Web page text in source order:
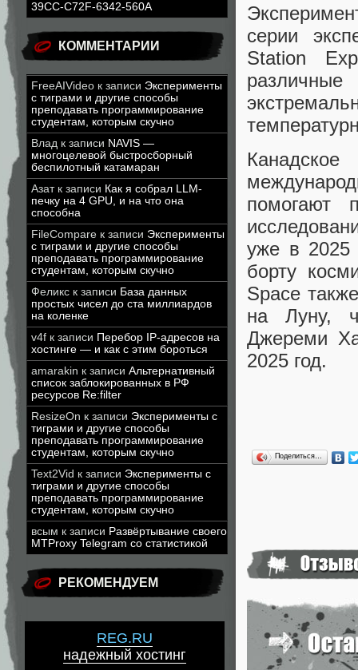
39CC-C72F-6342-560A
КОММЕНТАРИИ
FreeAIVideo к записи Эксперименты
с тиграми и другие способы
преподавать программирование
студентам, которым скучно
Влад к записи NAVIS —
многоцелевой быстросборный
беспилотный катамаран
Азатк записи Как я собрал LLM-
печку на 4 GPU, и на что она
способна
FileCompare к записи Эксперименты
с тиграми и другие способы
преподавать программирование
студентам, которым скучно
Феликс к записи База данных
простых чисел до ста миллиардов
на коленке
v4f к записи Перебор IP-адресов на
хостинге — и как с этим бороться
amarakin к записи Альтернативный
список заблокированных в РФ
ресурсов Re:filter
ResizeOn к записи Эксперименты с
тиграми и другие способы
преподавать программирование
студентам, которым скучно
Text2Vid к записи Эксперименты с
тиграми и другие способы
преподавать программирование
студентам, которым скучно
всым к записи Развёртывание своего
MTProxy Telegram со статистикой
РЕКОМЕНДУЕМ
REG.RU
надежный хостинг
серии
Station
помогают
уже в 2025
борту
Space
на Луну,
Джереми
2025 год.
Поделиться…